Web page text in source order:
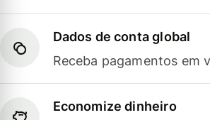
Dados de conta global
Receba pagamentos em
Economize dinheiro